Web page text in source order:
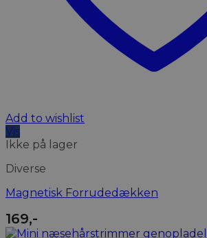
Add to wishlist
Vis
Ikke på lager
Diverse
Magnetisk Forrudedækken
169,-